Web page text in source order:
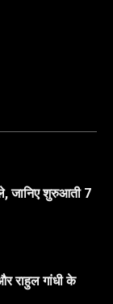
जानिए शुरुआती 7
राहुल गांधी के